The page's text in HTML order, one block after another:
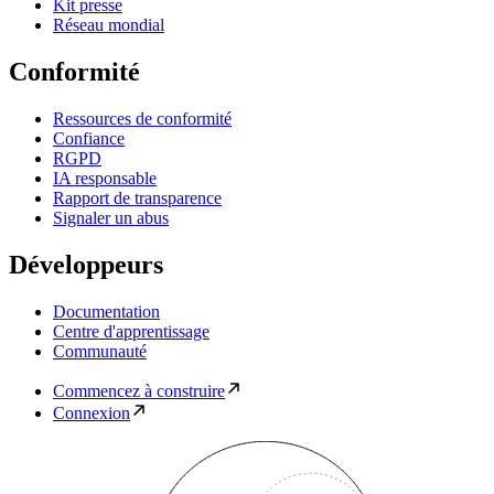
Kit presse
Réseau mondial
Conformité
Ressources de conformité
Confiance
RGPD
IA responsable
Rapport de transparence
Signaler un abus
Développeurs
Documentation
Centre d'apprentissage
Communauté
Commencez à construire
Connexion